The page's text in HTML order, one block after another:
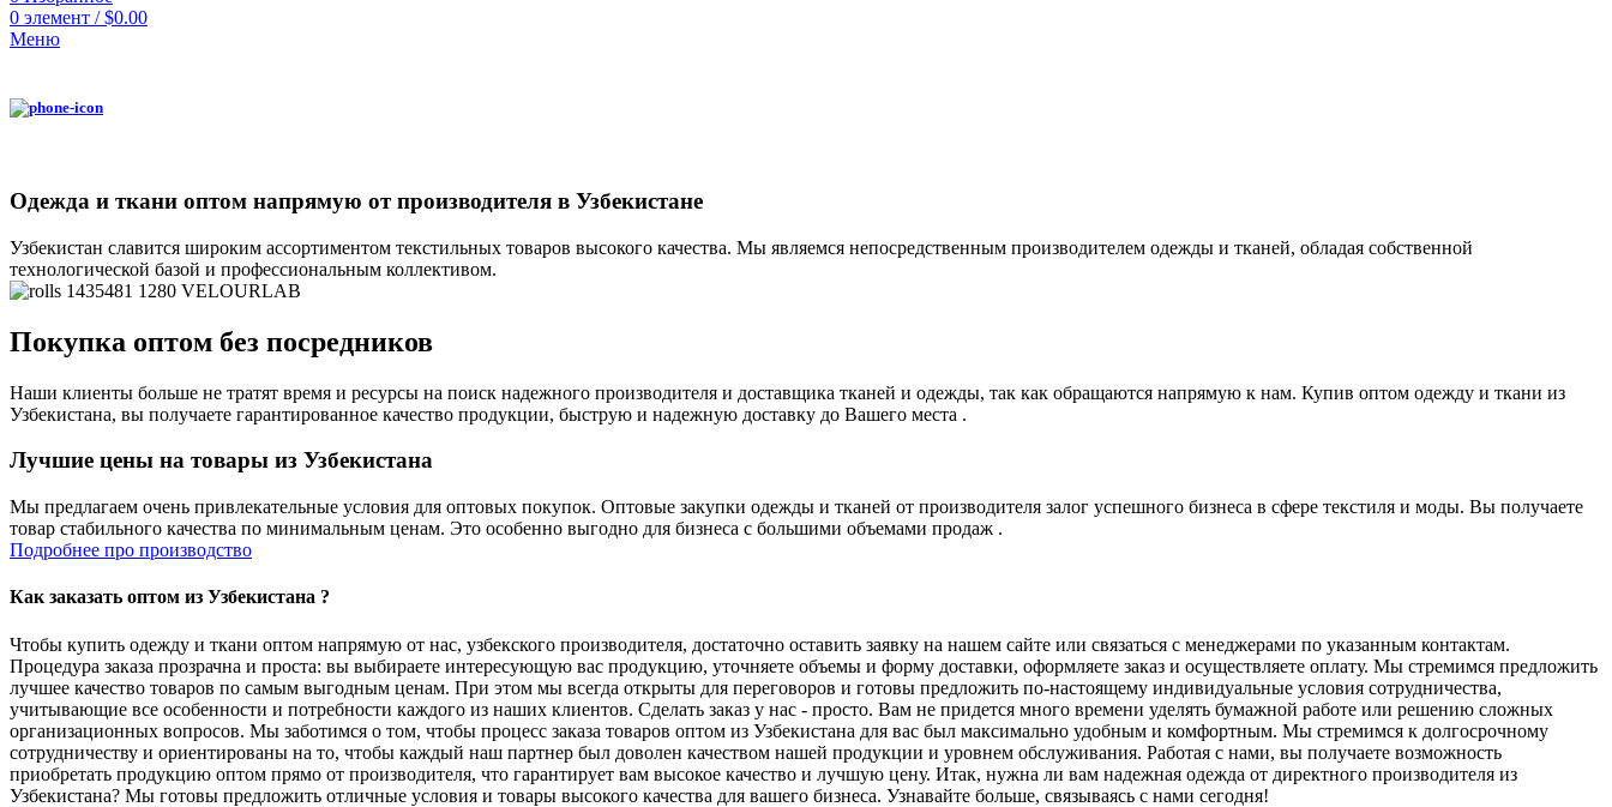
0 элемент / $0.00
Меню
Одежда и ткани оптом напрямую от производителя в Узбекистане
Узбекистан славится широким ассортиментом текстильных товаров высокого качества. Мы являемся непосредственным производителем одежды и тканей, обладая собственной
технологической базой и профессиональным коллективом.
Покупка оптом без посредников
Наши клиенты больше не тратят время и ресурсы на поиск надежного производителя и доставщика тканей и одежды, так как обращаются напрямую к нам. Купив оптом одежду и ткани из
Узбекистана, вы получаете гарантированное качество продукции, быструю и надежную доставку до Вашего места .
Лучшие цены на товары из Узбекистана
Мы предлагаем очень привлекательные условия для оптовых покупок. Оптовые закупки одежды и тканей от производителя залог успешного бизнеса в сфере текстиля и моды. Вы получаете
товар стабильного качества по минимальным ценам. Это особенно выгодно для бизнеса с большими объемами продаж .
Подробнее про производство
Как заказать оптом из Узбекистана ?
Чтобы купить одежду и ткани оптом напрямую от нас, узбекского производителя, достаточно оставить заявку на нашем сайте или связаться с менеджерами по указанным контактам.
Процедура заказа прозрачна и проста: вы выбираете интересующую вас продукцию, уточняете объемы и форму доставки, оформляете заказ и осуществляете оплату. Мы стремимся предложить
лучшее качество товаров по самым выгодным ценам. При этом мы всегда открыты для переговоров и готовы предложить по-настоящему индивидуальные условия сотрудничества,
учитывающие все особенности и потребности каждого из наших клиентов. Сделать заказ у нас - просто. Вам не придется много времени уделять бумажной работе или решению сложных
организационных вопросов. Мы заботимся о том, чтобы процесс заказа товаров оптом из Узбекистана для вас был максимально удобным и комфортным. Мы стремимся к долгосрочному
сотрудничеству и ориентированы на то, чтобы каждый наш партнер был доволен качеством нашей продукции и уровнем обслуживания. Работая с нами, вы получаете возможность
приобретать продукцию оптом прямо от производителя, что гарантирует вам высокое качество и лучшую цену. Итак, нужна ли вам надежная одежда от директного производителя из
Узбекистана? Мы готовы предложить отличные условия и товары высокого качества для вашего бизнеса. Узнавайте больше, связываясь с нами сегодня!